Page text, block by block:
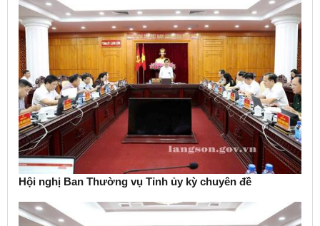
Hội nghị Ban Thường vụ Tỉnh ủy kỳ chuyên đề